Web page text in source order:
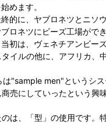
めます。
的に、ヤブロネツとニソ
ロネツにビーズ工場がで
初は、ヴェネチアンビー
イルの他に、アフリカ、
"sample men"というシ
売にしていったという興
は、「型」の使用です